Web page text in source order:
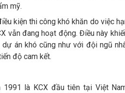
mỹ.
kiện thi công khó khăn do việc
vẫn đang hoạt động. Điều này
án khó cũng như với đội ngũ
độ cam kết.
1991 là KCX đầu tiên tại Việt